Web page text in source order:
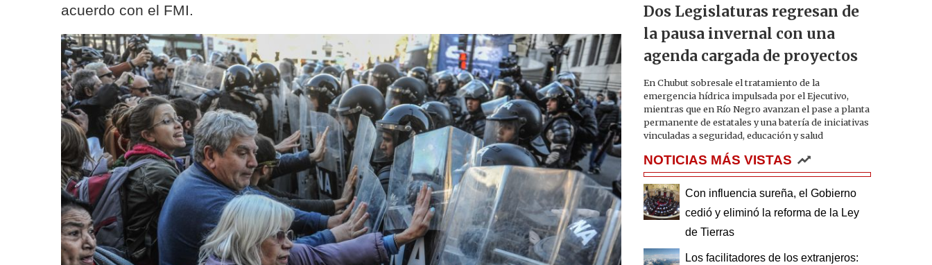
acuerdo con el FMI.
Dos Legislaturas regresan de
la pausa invernal con una
agenda cargada de proyectos
En Chubut sobresale el tratamiento de la
emergencia hídrica impulsada por el Ejecutivo,
mientras que en Río Negro avanzan el pase a planta
permanente de estatales y una batería de iniciativas
vinculadas a seguridad, educación y salud
NOTICIAS MÁS VISTAS
Con influencia sureña, el Gobierno
cedió y eliminó la reforma de la Ley
de Tierras
Los facilitadores de los extranjeros: